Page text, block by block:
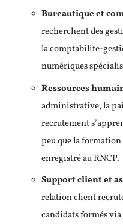
Bureautique et
recherchent des
la comptabilité-
numériques
Ressources
administrative, la
recrutement
peu que la
enregistré au RNCP.
Support client et
relation client
candidats formés